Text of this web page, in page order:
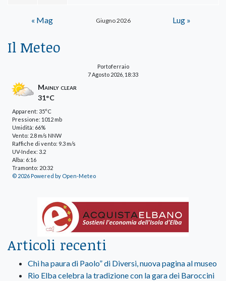
Giugno 2026
« Mag Lug »
Il Meteo
Portoferraio
7 Agosto 2026, 18:33
Mainly clear
31°C
Apparent: 35°C
Pressione: 1012 mb
Umidità: 66%
Vento: 2.8 m/s NNW
Raffiche di vento: 9.3 m/s
UV-Index: 3.2
Alba: 6:16
Tramonto: 20:32
© 2026 Powered by Open-Meteo
Articoli recenti
Chi ha paura di Paolo” di Diversi, nuova pagina al museo
Rio Elba celebra la tradizione con la gara dei Baroccini